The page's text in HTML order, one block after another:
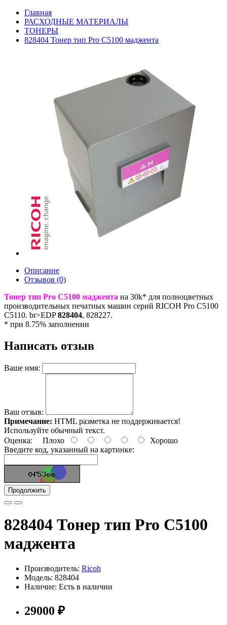
Главная
РАСХОДНЫЕ МАТЕРИАЛЫ
ТОНЕРЫ
828404 Тонер тип Pro C5100 маджента
Описание
Отзывов (0)
Тонер тип Pro C5100 маджента на 30k* для полноцветных
производительных печатных машин серий RICOH Pro C5100
C5110. br>EDP828404, 828227.
* при 8.75% заполнении
Написать отзыв
Ваше имя:
Ваш отзыв:
Примечание: HTML разметка не поддерживается!
Используйте обычный текст.
Оценка: Плохо
Хорошо
Введите код, указанный на картинке:
Продолжить
828404 Тонер тип Pro C5100
маджента
Производитель: Ricoh
Модель: 828404
Наличие: Есть в наличии
29000 ₽